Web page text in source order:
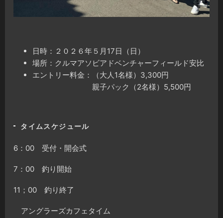
日時：２０２６年５月17日（日）
場所：クルマアソビアドベンチャーフィールド安比
エントリー料金：（大人1名様）3,300円
親子パック（2名様）5,500円
タイムスケジュール
6：00 受付・開会式
7：00 釣り開始
11；00 釣り終了
アングラーズカフェタイム